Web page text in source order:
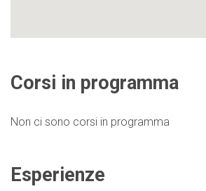
Corsi in programma
Non ci sono corsi in programma
Esperienze